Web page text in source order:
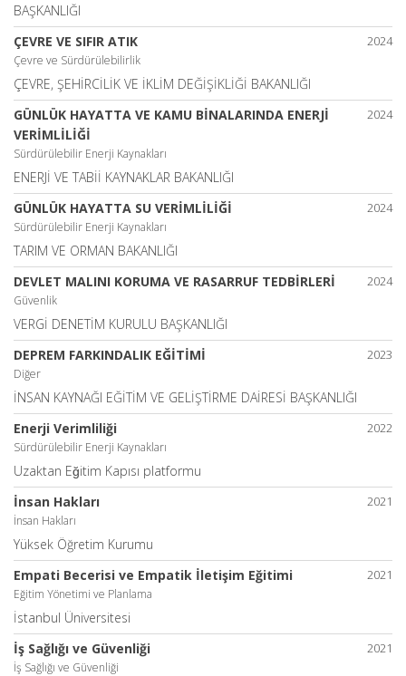
BAŞKANLIĞI
2024
ÇEVRE VE SIFIR ATIK
Çevre ve Sürdürülebilirlik
ÇEVRE, ŞEHİRCİLİK VE İKLİM DEĞİŞİKLİĞİ BAKANLIĞI
2024
GÜNLÜK HAYATTA VE KAMU BİNALARINDA ENERJİ
VERİMLİLİĞİ
Sürdürülebilir Enerji Kaynakları
ENERJİ VE TABİİ KAYNAKLAR BAKANLIĞI
2024
GÜNLÜK HAYATTA SU VERİMLİLİĞİ
Sürdürülebilir Enerji Kaynakları
TARIM VE ORMAN BAKANLIĞI
2024
DEVLET MALINI KORUMA VE RASARRUF TEDBİRLERİ
Güvenlik
VERGİ DENETİM KURULU BAŞKANLIĞI
2023
DEPREM FARKINDALIK EĞİTİMİ
Diğer
İNSAN KAYNAĞI EĞİTİM VE GELİŞTİRME DAİRESİ BAŞKANLIĞI
2022
Enerji Verimliliği
Sürdürülebilir Enerji Kaynakları
Uzaktan Eğitim Kapısı platformu
2021
İnsan Hakları
İnsan Hakları
Yüksek Öğretim Kurumu
2021
Empati Becerisi ve Empatik İletişim Eğitimi
Eğitim Yönetimi ve Planlama
İstanbul Üniversitesi
2021
İş Sağlığı ve Güvenliği
İş Sağlığı ve Güvenliği